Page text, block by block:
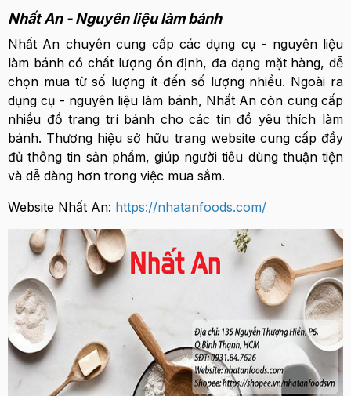
Nhất An - Nguyên liệu làm bánh
Nhất An chuyên cung cấp các dụng cụ - nguyên liệu
làm bánh có chất lượng ổn định, đa dạng mặt hàng, dễ
chọn mua từ số lượng ít đến số lượng nhiều. Ngoài ra
dụng cụ - nguyên liệu làm bánh, Nhất An còn cung cấp
nhiều đồ trang trí bánh cho các tín đồ yêu thích làm
bánh. Thương hiệu sở hữu trang website cung cấp đầy
đủ thông tin sản phẩm, giúp người tiêu dùng thuận tiện
và dễ dàng hơn trong việc mua sắm.
Website Nhất An: https://nhatanfoods.com/